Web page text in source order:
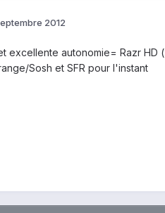
2012
excellente autonomie= Razr HD
Sosh et SFR pour l'instant